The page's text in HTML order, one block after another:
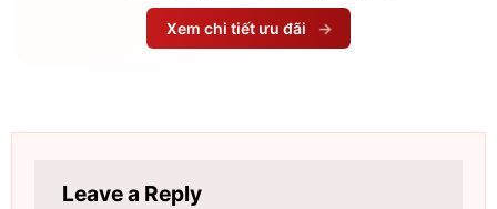
Xem chi tiết ưu đãi →
Leave a Reply